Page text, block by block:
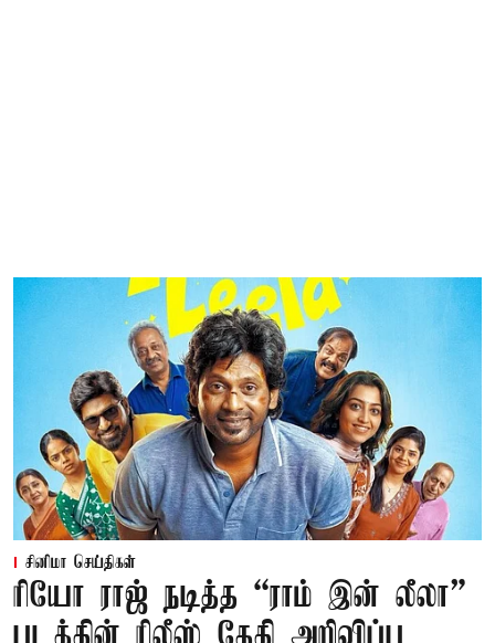
சினிமா செய்திகள்
ரியோ ராஜ் நடித்த “ராம் இன் லீலா”